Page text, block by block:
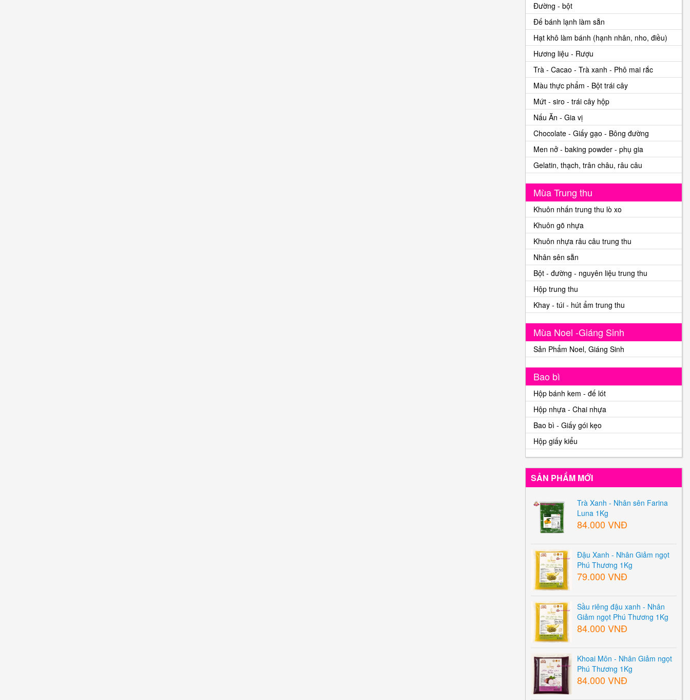
Đường - bột
Đế bánh lạnh làm sẵn
Hạt khô làm bánh (hạnh nhân, nho, điều)
Hương liệu - Rượu
Trà - Cacao - Trà xanh - Phô mai rắc
Màu thực phẩm - Bột trái cây
Mứt - siro - trái cây hộp
Nấu Ăn - Gia vị
Chocolate - Giấy gạo - Bông đường
Men nở - baking powder - phụ gia
Gelatin, thạch, trân châu, râu câu
Mùa Trung thu
Khuôn nhấn trung thu lò xo
Khuôn gõ nhựa
Khuôn nhựa râu câu trung thu
Nhân sên sẵn
Bột - đường - nguyên liệu trung thu
Hộp trung thu
Khay - túi - hút ẩm trung thu
Mùa Noel -Giáng Sinh
Sản Phẩm Noel, Giáng Sinh
Bao bì
Hộp bánh kem - đế lót
Hộp nhựa - Chai nhựa
Bao bì - Giấy gói kẹo
Hộp giấy kiểu
SẢN PHẨM MỚI
Trà Xanh - Nhân sên Farina
Luna 1Kg
84.000 VNĐ
Đậu Xanh - Nhân Giảm ngọt
Phú Thương 1Kg
79.000 VNĐ
Sầu riêng đậu xanh - Nhân
Giảm ngọt Phú Thương 1Kg
84.000 VNĐ
Khoai Môn - Nhân Giảm ngọt
Phú Thương 1Kg
84.000 VNĐ